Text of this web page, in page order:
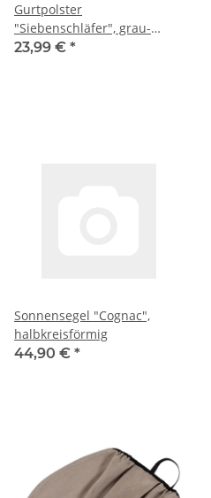
Gurtpolster
"Siebenschläfer", grau-
meliert
23,99 € *
Sonnensegel "Cognac",
halbkreisförmig
44,90 € *